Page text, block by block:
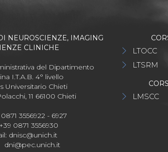
NEUROSCIENZE, IMAGING
CLINICHE
del Dipartimento
I.T.A.B. 4° livello
Universitario Chieti
11 66100 Chieti
3556922 - 6927
0871 3556930
dnisc@unich.it
dni@pec.unich.it
LTOCC
LTSRM
LMSCC